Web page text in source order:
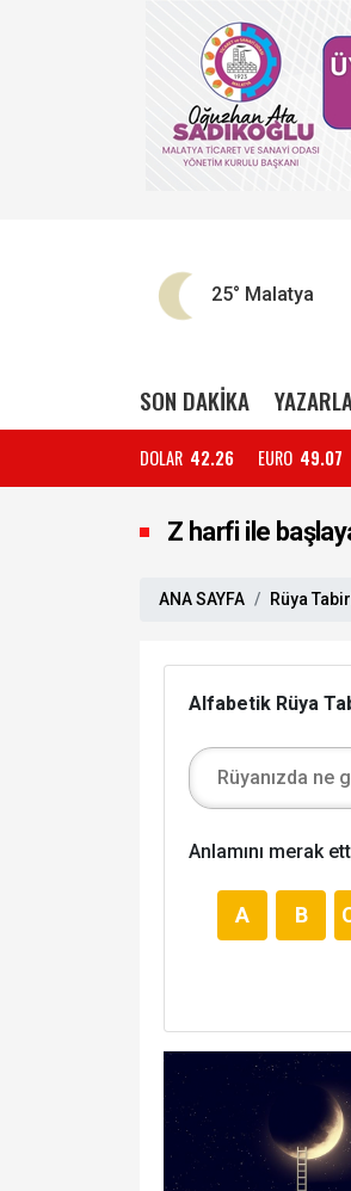
25° Malatya
SON DAKİKA
DOLAR 42.26 EURO 49.07
Z harfi ile
ANA SAYFA Rüya
Alfabetik Rüya
Anlamını merak
A B